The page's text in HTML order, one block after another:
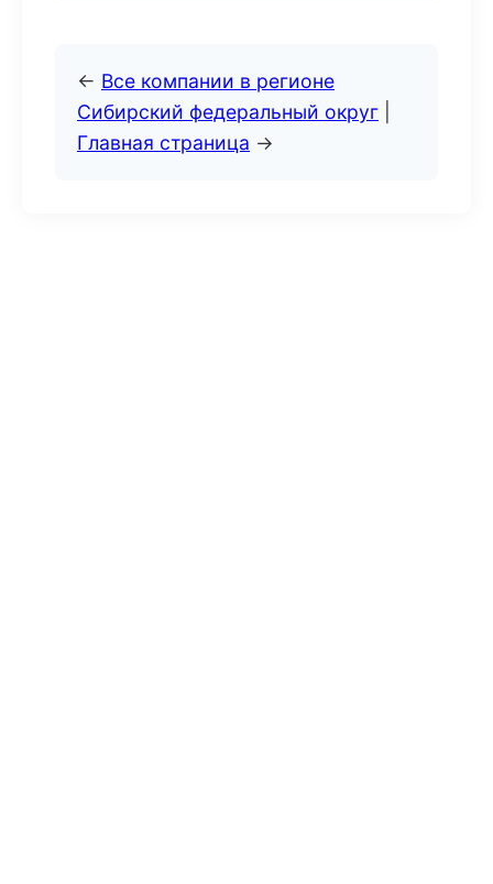
← Все компании в регионе
Сибирский федеральный округ
Главная страница →